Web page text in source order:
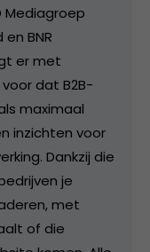
Mediagroep
BNR
er met
dat B2B-
maximaal
inzichten voor
Dankzij die
je
met
of die